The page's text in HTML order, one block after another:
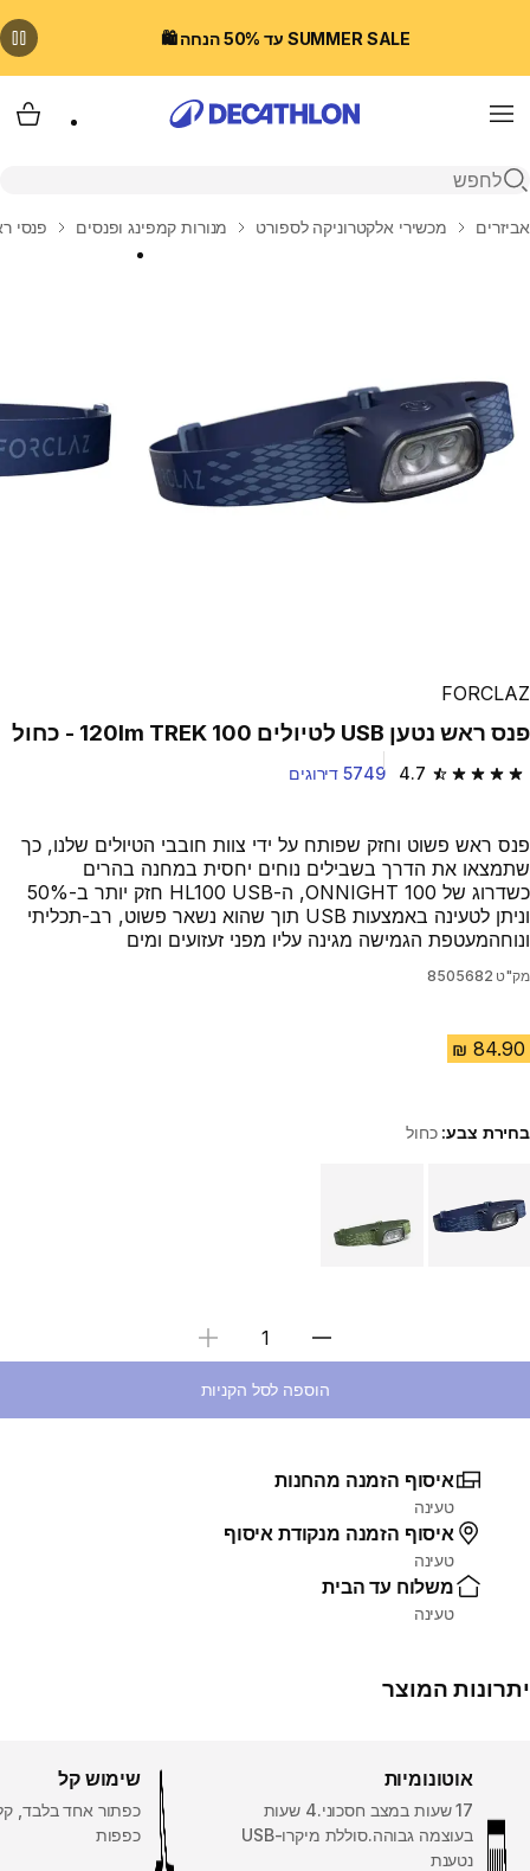
SUMMER SALE עד 50% הנחה 🛍️
Menu
פתיחת חיפוש
בית
אביזרים מכשירי אלקטרוניקה לספורט מנורות קמפינג ופנסים פנסי
FORCLAZ
פנס ראש נטען USB לטיולים TREK 100‏ 120lm - כחול
4.7 4.7 out of 5 stars from 5749 reviews 5749 דירוגים
פנס ראש פשוט וחזק שפותח על ידי צוות חובבי הטיולים שלנו, כך
שתמצאו את הדרך בשבילים נוחים יחסית במחנה בהרים
כשדרוג של ONNIGHT 100, ה-HL100 USB חזק יותר ב-50%
וניתן לטעינה באמצעות USB תוך שהוא נשאר פשוט, רב-תכליתי
ונוחהמעטפת הגמישה מגינה עליו מפני זעזועים ומים
מק"ט 8505682
בחירת צבע:כחול
בחירת כמות
הוספה לסל הקניות
איסוף הזמנה מהחנות
טעינה
איסוף הזמנה מנקודת איסוף
טעינה
משלוח עד הבית
טעינה
יתרונות המוצר
אוטונומיות
17 שעות במצב חסכוני.4 שעות
בעוצמה גבוהה.סוללת מיקרו-USB
נטענת
שימוש קל
כפתור אחד בלבד,
כפפות